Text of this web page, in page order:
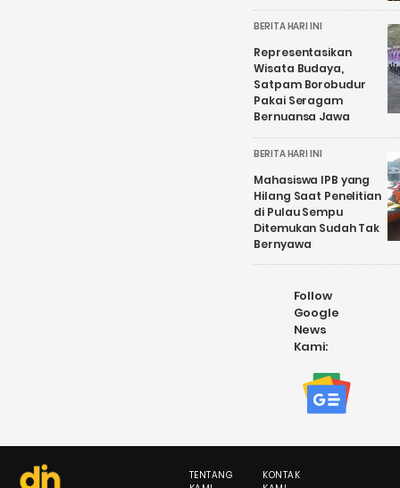
BERITA HARI INI
Representasikan
Wisata Budaya,
Satpam Borobudur
Pakai Seragam
Bernuansa Jawa
BERITA HARI INI
Mahasiswa IPB yang
Hilang Saat Penelitian
di Pulau Sempu
Ditemukan Sudah Tak
Bernyawa
Follow
Google
News
Kami:
TENTANG
KONTAK